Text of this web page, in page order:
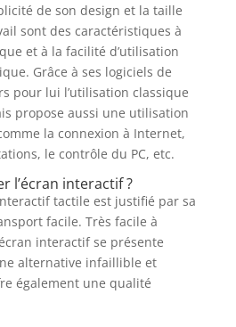
de son design et la taille
sont des caractéristiques à
et à la facilité d’utilisation
Grâce à ses logiciels de
pour lui l’utilisation classique
propose aussi une utilisation
la connexion à Internet,
le contrôle du PC, etc.
l’écran interactif ?
tactile est justifié par sa
facile. Très facile à
interactif se présente
alternative infaillible et
également une qualité